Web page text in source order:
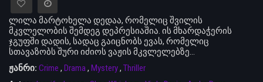
ლილა მარტოხელა დედაა, რომელიც შვილის
მკვლელობის შემდეგ დეპრესიაშია. ის მხარდაჭერის
ჯგუფში დადის, სადაც გაიცნობს ევას, რომელიც
სთავაზობს შური იძიოს ვაჟის მკვლელებზე…
ჟანრი: Crime , Drama, Mystery, Thriller